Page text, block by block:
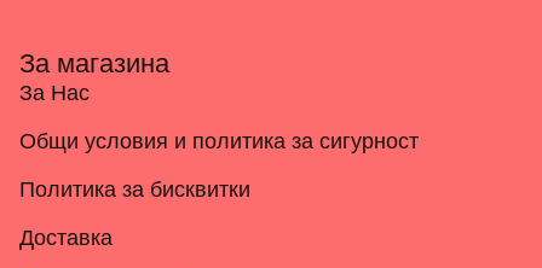
За магазина
За Нас
Общи условия и политика за сигурност
Политика за бисквитки
Доставка